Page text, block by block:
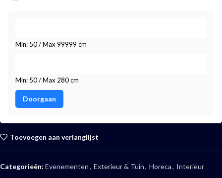
Min: 50 / Max 99999 cm
Min: 50 / Max 280 cm
Doorgaan
Toevoegen aan verlanglijst
Categorieën: Evenementen, Exterieur & Tuin, Horeca, Interieur